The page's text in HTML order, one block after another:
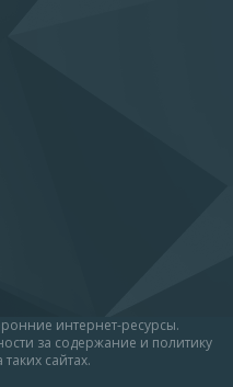
интернет-ресурсы.
за содержание и политику
сайтах.